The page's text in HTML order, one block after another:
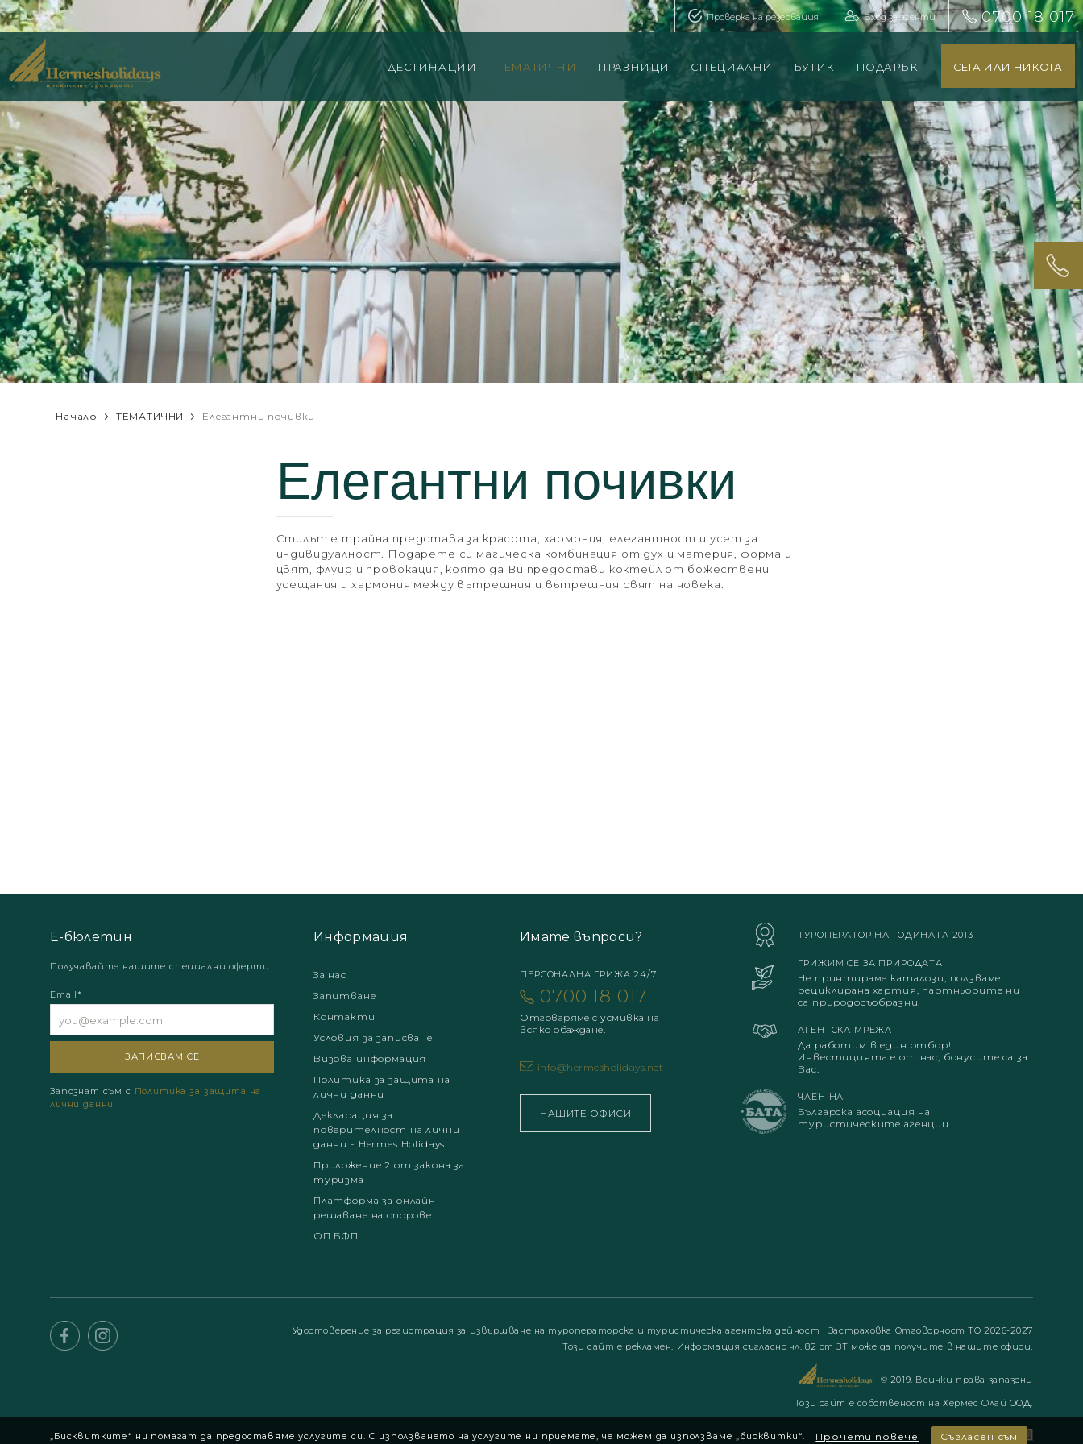
0700 18 017
Вход за агенти
Проверка на резервация
СЕГА ИЛИ НИКОГА
ДЕСТИНАЦИИ ТЕМАТИЧНИ ПРАЗНИЦИ СПЕЦИАЛНИ БУТИК ПОДАРЪК
Начало ТЕМАТИЧНИ Елегантни почивки
Елегантни почивки
Стилът е трайна представа за красота, хармония, елегантност и усет за
индивидуалност. Подарете си магическа комбинация от дух и материя, форма и
цвят, флуид и провокация, която да Ви предостави коктейл от божествени
усещания и хармония между вътрешния и вътрешния свят на човека.
Е-бюлетин
Получавайте нашите специални оферти
Email*
Запознат съм с Политика за защита на
лични данни
Информация
За нас
Запитване
Контакти
Условия за записване
Визова информация
Политика за защита на
лични данни
Декларация за
поверителност на лични
данни - Hermes Holidays
Приложение 2 от закона за
туризма
Платформа за онлайн
решаване на спорове
ОП БФП
Имате въпроси?
ПЕРСОНАЛНА ГРИЖА 24/7
0700 18 017
Отговаряме с усмивка на
всяко обаждане.
info@hermesholidays.net
НАШИТЕ ОФИСИ
ТУРОПЕРАТОР НА ГОДИНАТА 2013
ГРИЖИМ СЕ ЗА ПРИРОДАТА
Не принтираме каталози, ползваме
рециклирана хартия, партньорите ни
са природосъобразни.
АГЕНТСКА МРЕЖА
Да работим в един отбор!
Инвестицията е от нас, бонусите са за
Вас.
ЧЛЕН НА
Българска асоциация на
туристическите агенции
Удостоверение за регистрация за извършване на туроператорска и туристическа агентска дейност | Застраховка Отговорност ТО 2026-2027
Този сайт е рекламен. Информация съгласно чл. 82 от ЗТ може да получите в нашите офиси.
© 2019. Всички права запазени
Този сайт е собственост на Хермес Флай ООД.
„Бисквитките“ ни помагат да предоставяме услугите си. С използването на услугите ни приемате, че можем да използваме „бисквитки“. Прочети повече Съгласен съм